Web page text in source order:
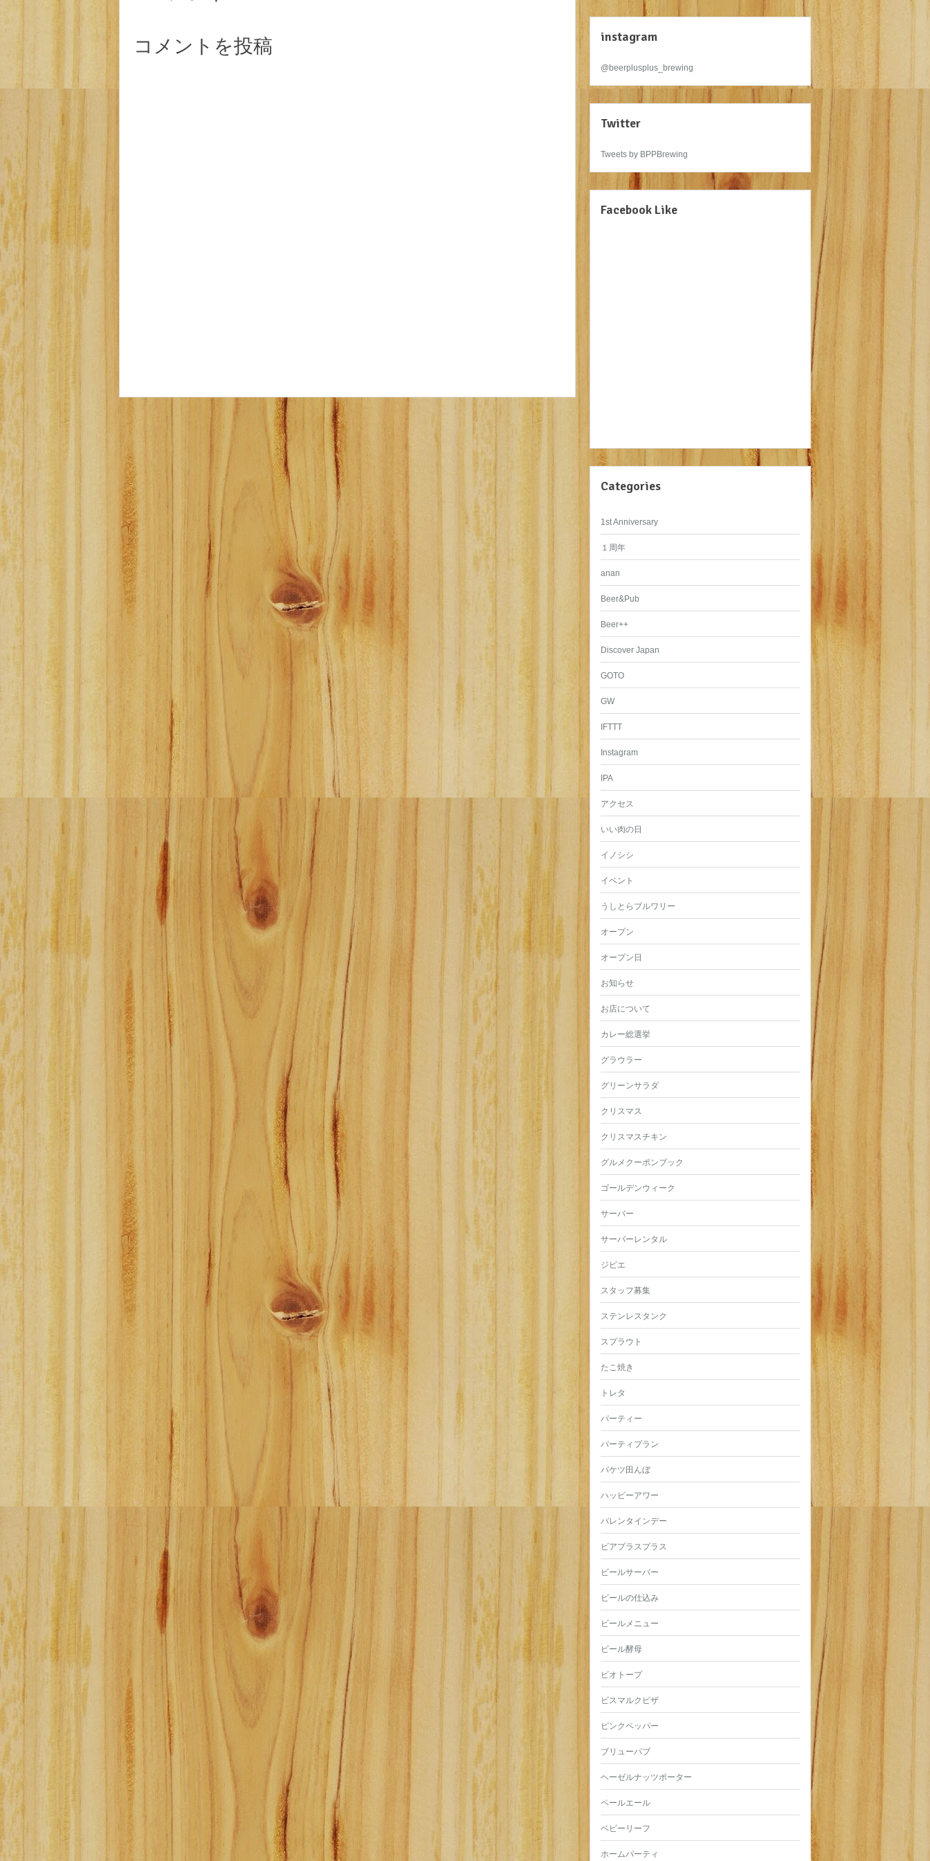
コメントを投稿 instagram
@beerplusplus_brewing
Twitter
Tweets by BPPBrewing
Facebook Like
Categories
1st Anniversary
１周年
anan
Beer&Pub
Beer++
Discover Japan
GOTO
GW
IFTTT
Instagram
IPA
アクセス
いい肉の日
イノシシ
イベント
うしとらブルワリー
オープン
オープン日
お知らせ
お店について
カレー総選挙
グラウラー
グリーンサラダ
クリスマス
クリスマスチキン
グルメクーポンブック
ゴールデンウィーク
サーバー
サーバーレンタル
ジビエ
スタッフ募集
ステンレスタンク
スプラウト
たこ焼き
トレタ
パーティー
パーティプラン
バケツ田んぼ
ハッピーアワー
バレンタインデー
ビアプラスプラス
ビールサーバー
ビールの仕込み
ビールメニュー
ビール酵母
ビオトープ
ビスマルクピザ
ピンクペッパー
ブリューパブ
ヘーゼルナッツポーター
ペールエール
ベビーリーフ
ホームパーティ